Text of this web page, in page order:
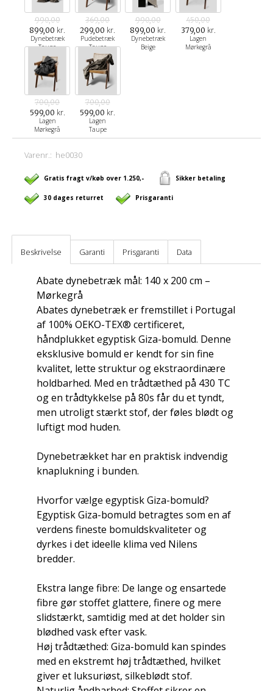
990,00
899,00 kr.
Dynebetræk
Taupe
369,00
299,00 kr.
Pudebetræk
Taupe
990,00
899,00 kr.
Dynebetræk
Beige
450,00
379,00 kr.
Lagen
Mørkegrå
700,00
599,00 kr.
Lagen
Mørkegrå
700,00
599,00 kr.
Lagen
Taupe
Varenr.: he0030
Gratis fragt v/køb over 1.250,- Sikker betaling
30 dages returret Prisgaranti
Beskrivelse Garanti Prisgaranti Data
Abate dynebetræk mål: 140 x 200 cm –
Mørkegrå
Abates dynebetræk er fremstillet i Portugal
af 100% OEKO-TEX® certificeret,
håndplukket egyptisk Giza-bomuld. Denne
eksklusive bomuld er kendt for sin fine
kvalitet, lette struktur og ekstraordinære
holdbarhed. Med en trådtæthed på 430 TC
og en trådtykkelse på 80s får du et tyndt,
men utroligt stærkt stof, der føles blødt og
luftigt mod huden.
Dynebetrækket har en praktisk indvendig
knaplukning i bunden.
Hvorfor vælge egyptisk Giza-bomuld?
Egyptisk Giza-bomuld betragtes som en af
verdens fineste bomuldskvaliteter og
dyrkes i det ideelle klima ved Nilens
bredder.
Ekstra lange fibre: De lange og ensartede
fibre gør stoffet glattere, finere og mere
slidstærkt, samtidig med at det holder sin
blødhed vask efter vask.
Høj trådtæthed: Giza-bomuld kan spindes
med en ekstremt høj trådtæthed, hvilket
giver et luksuriøst, silkeblødt stof.